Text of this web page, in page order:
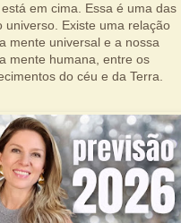
em cima. Essa é uma das
universo. Existe uma relação
mente universal e a nossa
mente humana, entre os
do céu e da Terra.